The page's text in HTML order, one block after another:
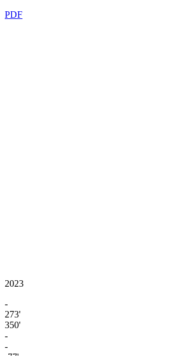
PDF
2023
-
273'
350'
-
-